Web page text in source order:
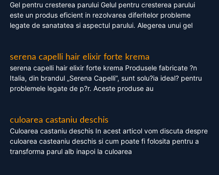
Gel pentru cresterea parului Gelul pentru cresterea parului
este un produs eficient in rezolvarea diferitelor probleme
legate de sanatatea si aspectul parului. Alegerea unui gel
serena capelli hair elixir forte krema
serena capelli hair elixir forte krema Produsele fabricate ?n
Italia, din brandul „Serena Capelli”, sunt solu?ia ideal? pentru
problemele legate de p?r. Aceste produse au
culoarea castaniu deschis
Culoarea castaniu deschis In acest articol vom discuta despre
culoarea casteaniu deschis si cum poate fi folosita pentru a
transforma parul alb inapoi la culoarea